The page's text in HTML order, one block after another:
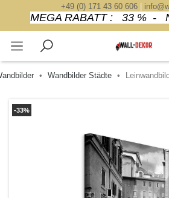
+49 (0) 171 43 60 606|
MEGA RABATT : 33 % -
Wandbilder Städte
-33%